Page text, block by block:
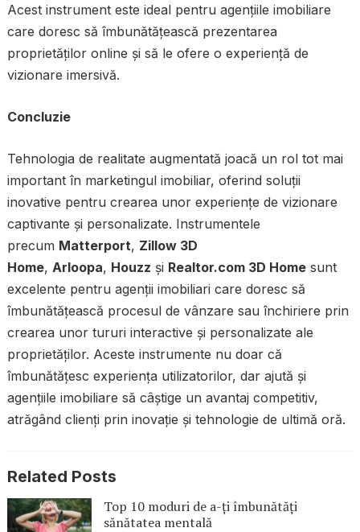
Acest instrument este ideal pentru agențiile imobiliare
care doresc să îmbunătățească prezentarea
proprietăților online și să le ofere o experiență de
vizionare imersivă.
Concluzie
Tehnologia de realitate augmentată joacă un rol tot mai
important în marketingul imobiliar, oferind soluții
inovative pentru crearea unor experiențe de vizionare
captivante și personalizate. Instrumentele
precum Matterport, Zillow 3D
Home, Arloopa, Houzz și Realtor.com 3D Homesunt
excelente pentru agenții imobiliari care doresc să
îmbunătățească procesul de vânzare sau închiriere prin
crearea unor tururi interactive și personalizate ale
proprietăților. Aceste instrumente nu doar că
îmbunătățesc experiența utilizatorilor, dar ajută și
agențiile imobiliare să câștige un avantaj competitiv,
atrăgând clienți prin inovație și tehnologie de ultimă oră.
Related Posts
Top 10 moduri de a-ți îmbunătăți
sănătatea mentală